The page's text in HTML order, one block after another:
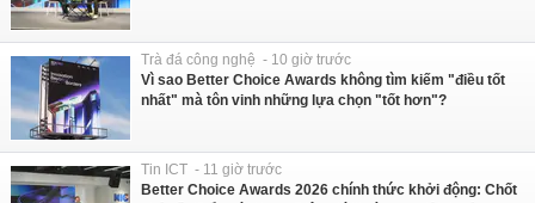
Trà đá công nghệ - 10 giờ trước
Vì sao Better Choice Awards không tìm kiếm "điều tốt
nhất" mà tôn vinh những lựa chọn "tốt hơn"?
Tin ICT - 11 giờ trước
Better Choice Awards 2026 chính thức khởi động: Chốt